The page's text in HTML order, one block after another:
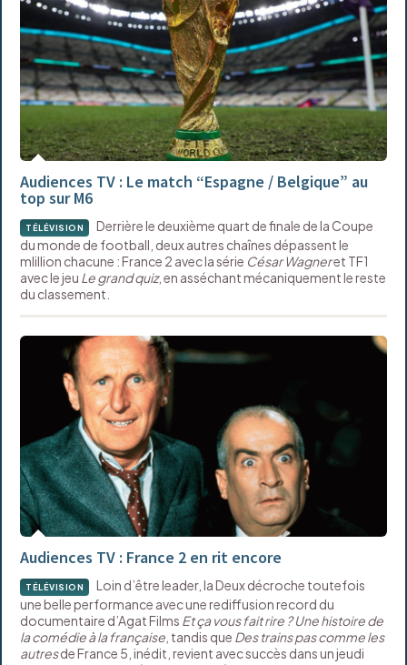
Audiences TV : Le match “Espagne / Belgique” au
top sur M6
TÉLÉVISION
Derrière le deuxième quart de finale de la Coupe
du monde de football, deux autres chaînes dépassent le
mlillion chacune : France 2 avec la série César Wagneret TF1
avec le jeu Le grand quiz, en asséchant mécaniquement le reste
du classement.
Audiences TV : France 2 en rit encore
TÉLÉVISION
Loin d’être leader, la Deux décroche toutefois
une belle performance avec une rediffusion record du
documentaire d’Agat Films Et ça vous fait rire ? Une histoire de
la comédie à la française , tandis que Des trains pas comme les
autresde France 5, inédit, revient avec succès dans un jeudi